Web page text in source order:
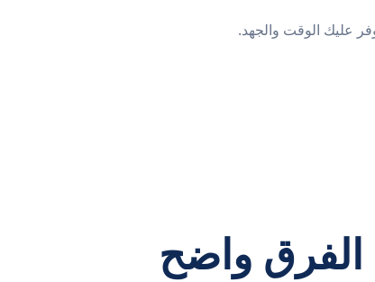
عليك الوقت والجهد.
الفرق واضح